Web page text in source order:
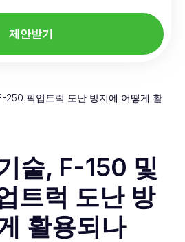
제안받기
250 픽업트럭 도난 방지에 어떻게 활
술, F-150 및
트럭 도난 방
활용되나